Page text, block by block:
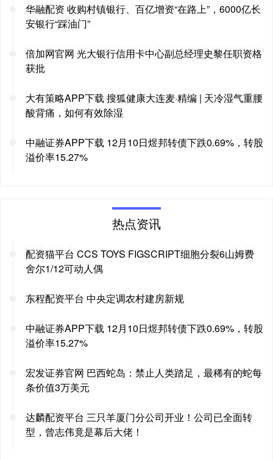
华融配资 收购村镇银行、百亿增资“在路上”，6000亿长
安银行“踩油门”
倍加网官网 光大银行信用卡中心副总经理史黎任职资格
获批
大有策略APP下载 搜狐健康大连麦·精编 | 天冷湿气重腰
酸背痛，如何有效除湿
中融证券APP下载 12月10日煜邦转债下跌0.69%，转股
溢价率15.27%
热点资讯
配资猫平台 CCS TOYS FIGSCRIPT细胞分裂6山姆费
舍尔1/12可动人偶
东程配资平台 中央定调农村建房新规
中融证券APP下载 12月10日煜邦转债下跌0.69%，转股
溢价率15.27%
宏发证券官网 巴西蛇岛：禁止人类踏足，最稀有的蛇每
条价值3万美元
达麟配资平台 三只羊厦门分公司开业！公司已全面转
型，曾志伟竟是幕后大佬！